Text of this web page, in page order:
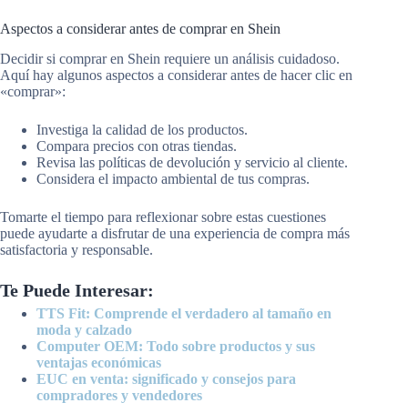
Aspectos a considerar antes de comprar en Shein
Decidir si comprar en Shein requiere un análisis cuidadoso.
Aquí hay algunos aspectos a considerar antes de hacer clic en
«comprar»:
Investiga la calidad de los productos.
Compara precios con otras tiendas.
Revisa las políticas de devolución y servicio al cliente.
Considera el impacto ambiental de tus compras.
Tomarte el tiempo para reflexionar sobre estas cuestiones
puede ayudarte a disfrutar de una experiencia de compra más
satisfactoria y responsable.
Te Puede Interesar:
TTS Fit: Comprende el verdadero al tamaño en
moda y calzado
Computer OEM: Todo sobre productos y sus
ventajas económicas
EUC en venta: significado y consejos para
compradores y vendedores